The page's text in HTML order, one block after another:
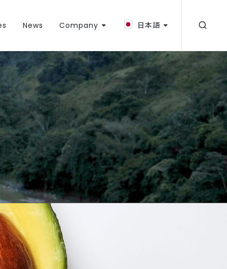
News Company 日本語